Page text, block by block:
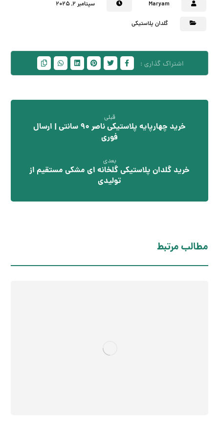
Maryam سپتامبر ۲, ۲۰۲۵
گلدان پلاستیکی
قبلی
خرید چهارپایه پلاستیکی ناصر 90 سانتی | ارسال
فوری
بعدی
خرید گلدان پلاستیکی گلخانه ای مشکی مستقیم از
تولیدی
مطالب مرتبط